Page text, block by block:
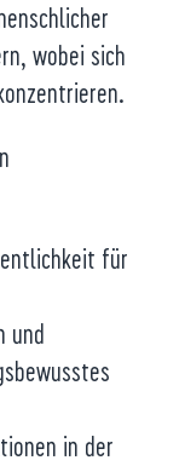
wobei sich
für
und
in der